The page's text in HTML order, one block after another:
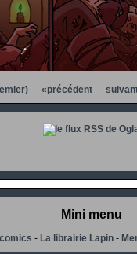
«précédent
Mini menu
-La librairie Lapin -